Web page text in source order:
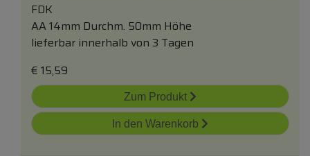
FDK
AA 14mm Durchm. 50mm Höhe
lieferbar innerhalb von 3 Tagen
€ 15,59
Zum Produkt
In den Warenkorb